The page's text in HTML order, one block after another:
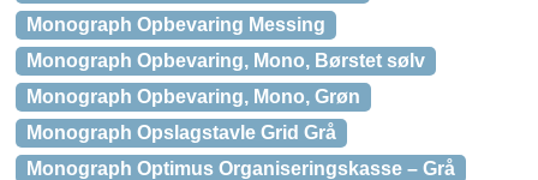
Monograph Opbevaring Messing
Monograph Opbevaring, Mono, Børstet sølv
Monograph Opbevaring, Mono, Grøn
Monograph Opslagstavle Grid Grå
Monograph Optimus Organiseringskasse – Grå